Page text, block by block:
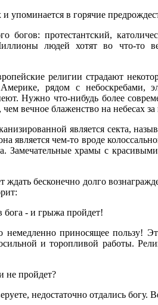
упоминается в горячие
протестантский,
людей хотят во что-то
религии страдают
рядом с небоскребами,
Нужно что-нибудь более
вечное блаженство на небесах
является секта,
является чем-то вроде
Замечательные храмы с
ждать бесконечно долго
бога - и грыжа пройдет!
немедленно приносящее пользу!
и торопливой работы.
не пройдет?
недостаточно отдались